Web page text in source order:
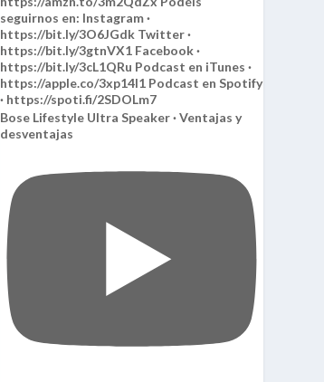
Bose Lifestyle Ultra Speaker · Ventajas y
desventajas